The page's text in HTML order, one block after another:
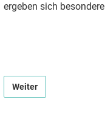
ergeben sich
Weiter